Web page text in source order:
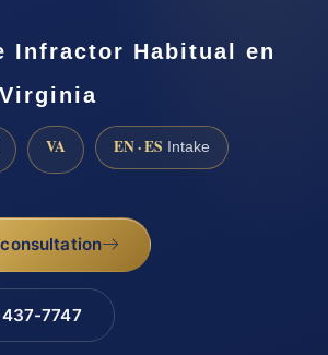
Infractor Habitual en
VA EN · ES Intake
7747